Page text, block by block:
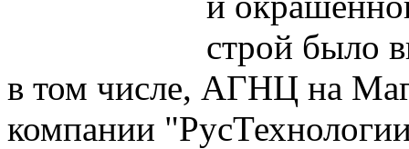
строй было
в том числе, АГНЦ на
компании